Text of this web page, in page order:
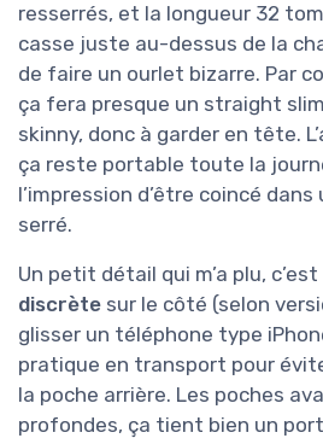
resserrés, et la longueur 32
casse juste au-dessus de la
de faire un ourlet bizarre. Par
ça fera presque un straight
skinny, donc à garder en tête.
ça reste portable toute la
l’impression d’être coincé
serré.
Un petit détail qui m’a plu, c’est
discrète sur le côté (selon
glisser un téléphone type
pratique en transport pour
la poche arrière. Les poches
profondes, ça tient bien un